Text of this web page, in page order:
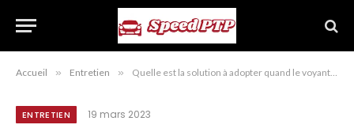
Accueil » Entretien » Quelle est la solution à adopter quand le voyant injection à contrôler s’allume sur un Citroën Jumpy ?
ENTRETIEN 19 mars 2023